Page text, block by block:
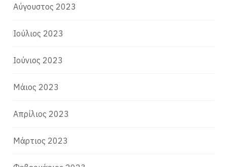
Αύγουστος 2023
Ιούλιος 2023
Ιούνιος 2023
Μάιος 2023
Απρίλιος 2023
Μάρτιος 2023